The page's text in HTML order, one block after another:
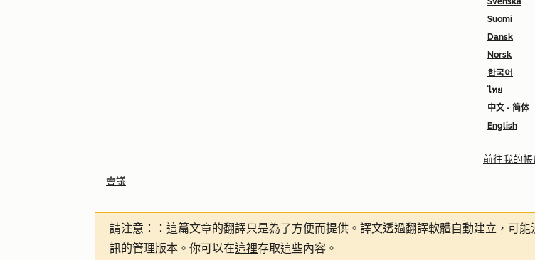
Suomi
Dansk
Norsk
한국어
ไทย
中文 - 简体
English
前往我的帳
會議
請注意：
：這篇文章的翻譯只是為了方便而提供。譯文透過翻譯軟體自動建立，可
訊的管理版本。你可以在這裡存取這些內容。